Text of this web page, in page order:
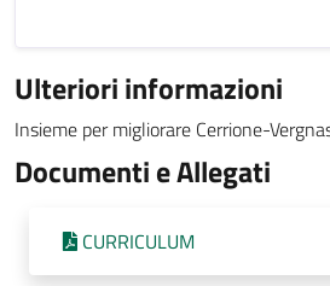
Ulteriori informazioni
Insieme per migliorare Cerrione-
Documenti e Allegati
CURRICULUM